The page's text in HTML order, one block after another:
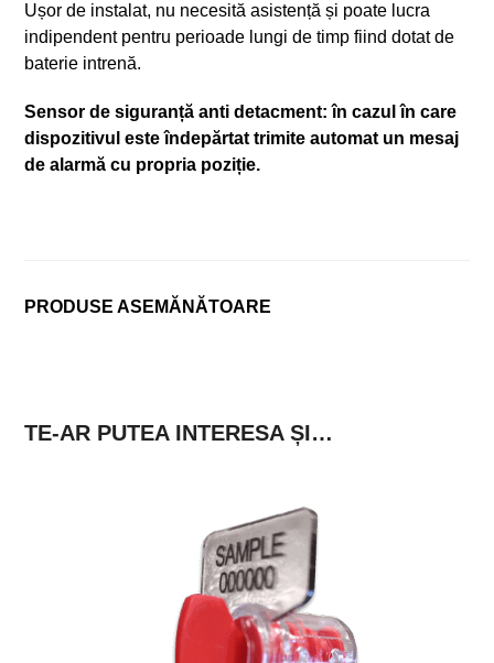
Ușor de instalat, nu necesită asistență și poate lucra
indipendent pentru perioade lungi de timp fiind dotat de
baterie intrenă.
Sensor de siguranță anti detacment: în cazul în care
dispozitivul este îndepărtat trimite automat un mesaj
de alarmă cu propria poziție.
PRODUSE ASEMĂNĂTOARE
TE-AR PUTEA INTERESA ȘI…